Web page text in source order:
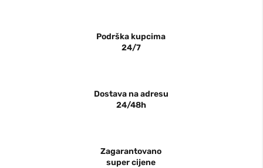
Podrška kupcima
24/7
Dostava na adresu
24/48h
Zagarantovano
super cijene